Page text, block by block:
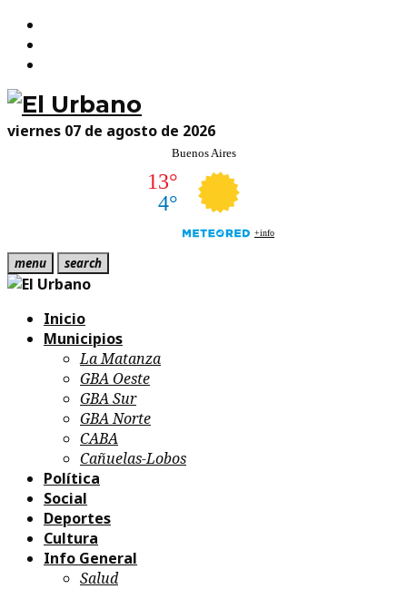
Skip
content
viernes 07 de agosto de 2026
menu search
Inicio
Municipios
La Matanza
GBA Oeste
GBA Sur
GBA Norte
CABA
Cañuelas-Lobos
Política
Social
Deportes
Cultura
Info General
Salud